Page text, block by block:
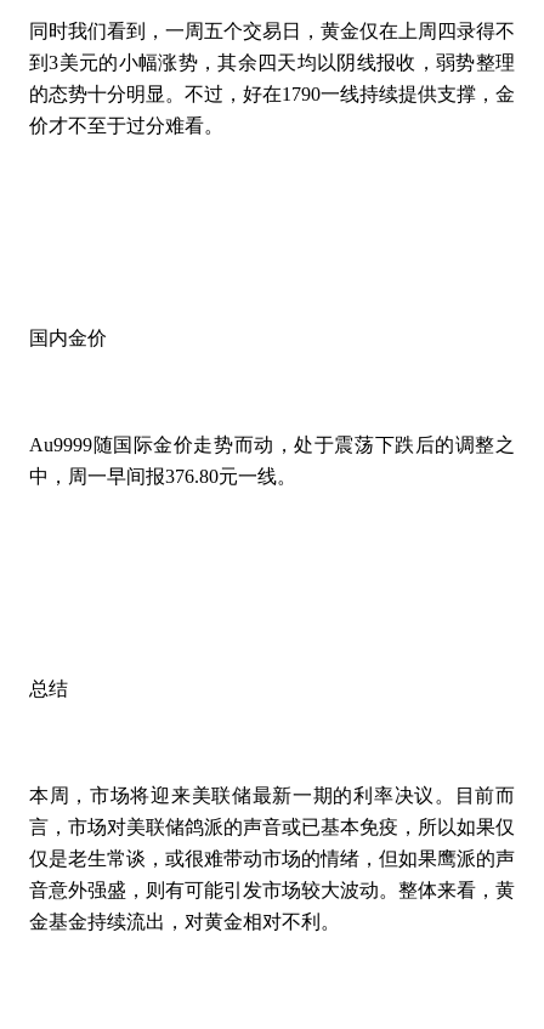
同时我们看到，一周五个交易日，黄金仅在上周四录得不
到3美元的小幅涨势，其余四天均以阴线报收，弱势整理
的态势十分明显。不过，好在1790一线持续提供支撑，金
价才不至于过分难看。
国内金价
Au9999随国际金价走势而动，处于震荡下跌后的调整之
中，周一早间报376.80元一线。
总结
本周，市场将迎来美联储最新一期的利率决议。目前而
言，市场对美联储鸽派的声音或已基本免疫，所以如果仅
仅是老生常谈，或很难带动市场的情绪，但如果鹰派的声
音意外强盛，则有可能引发市场较大波动。整体来看，黄
金基金持续流出，对黄金相对不利。